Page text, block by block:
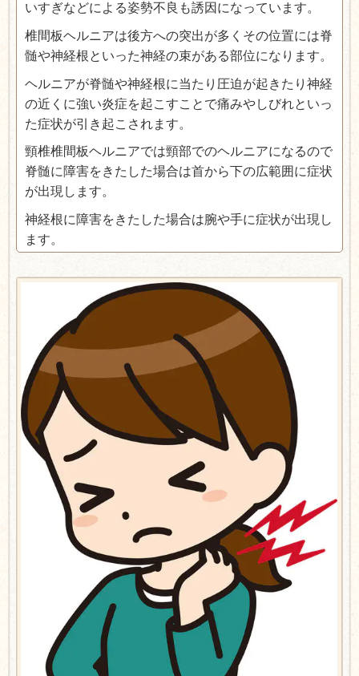
いすぎなどによる姿勢不良も誘因になっています。
椎間板ヘルニアは後方への突出が多くその位置には脊
髄や神経根といった神経の束がある部位になります。
ヘルニアが脊髄や神経根に当たり圧迫が起きたり神経
の近くに強い炎症を起こすことで痛みやしびれといっ
た症状が引き起こされます。
頸椎椎間板ヘルニアでは頸部でのヘルニアになるので
脊髄に障害をきたした場合は首から下の広範囲に症状
が出現します。
神経根に障害をきたした場合は腕や手に症状が出現し
ます。